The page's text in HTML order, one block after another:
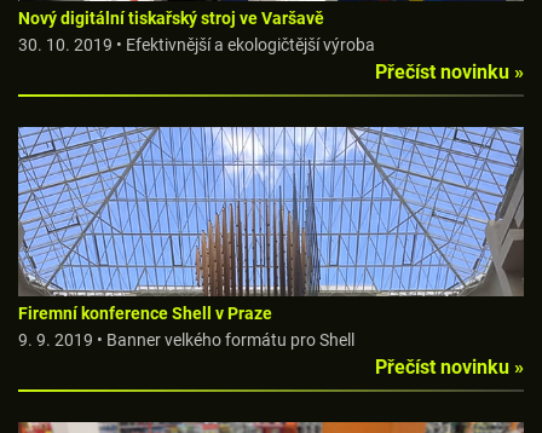
Nový digitální tiskařský stroj ve Varšavě
30. 10. 2019 • Efektivnější a ekologičtější výroba
Přečíst novinku »
Firemní konference Shell v Praze
9. 9. 2019 • Banner velkého formátu pro Shell
Přečíst novinku »